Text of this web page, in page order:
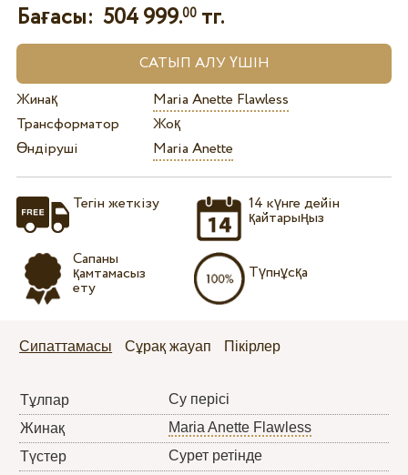
Бағасы: 504 999.00тг.
Жинақ
Maria Anette Flawless
Трансформатор
Жоқ
Өндіруші
Maria Anette
Тегін жеткізу
Сапаны
қамтамасыз
ету
14 күнге дейін
қайтарыңыз
Түпнұсқа
Сипаттамасы Сұрақ жауап Пікірлер
Тұлпар
Су перісі
Жинақ
Maria Anette Flawless
Түстер
Сурет ретінде